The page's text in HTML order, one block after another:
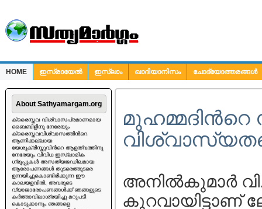
HOME ഇസ്രായേല്‍ ഇസ്ലാം ഖാദിയാനിസം
ചോദ്യോത്തരങ്ങള്‍
ചോദ്യങ്ങള്‍
About Sathyamargam.org
ക്രൈസ്തവ വിശ്വാസപ്രമാണമായ
ബൈബിളിനു നേരേയും
ക്രൈസ്തവവിശ്വാസത്തിന്‍റെ
ആണിക്കല്ലായ
യേശുക്രിസ്തുവിന്‍റെ ആളത്വത്തിനു
നേരേയും വിവിധ ഇസ്ലാമിക
ഗ്രൂപ്പുകള്‍ അസത്യജഡിലമായ
ആരോപണങ്ങള്‍ തുടരെത്തുടരെ
ഉന്നയിച്ചുകൊണ്ടിരിക്കുന്ന ഈ
കാലയളവില്‍, അവരുടെ
വ്യാജാരോപണങ്ങള്‍ക്ക് ഞങ്ങളുടെ
കര്‍ത്താവിലാശ്രയിച്ചു മറുപടി
കൊടുക്കാനും ഞങ്ങളെ
അനില്‍കുമാര്‍
കുറവായിട്ടാണ്